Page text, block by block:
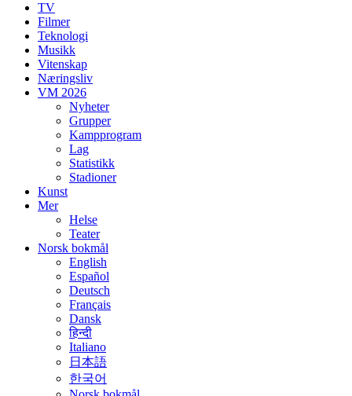
TV
Filmer
Teknologi
Musikk
Vitenskap
Næringsliv
VM 2026
Nyheter
Grupper
Kampprogram
Lag
Statistikk
Stadioner
Kunst
Mer
Helse
Teater
Norsk bokmål
English
Español
Deutsch
Français
Dansk
हिन्दी
Italiano
日本語
한국어